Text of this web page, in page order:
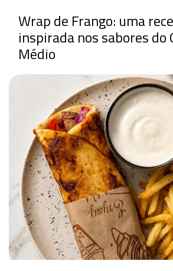
Wrap de Frango: uma
inspirada nos sabores do
Médio